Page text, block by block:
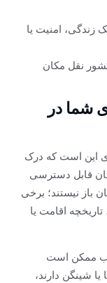
زندگی، امنیت یا
کشور نقل مکان
شما در
این است که درک
قابل دسترسی
باز نیستند؛ برخی
اقامت یا
ممکن است
یا شینگن دارند،